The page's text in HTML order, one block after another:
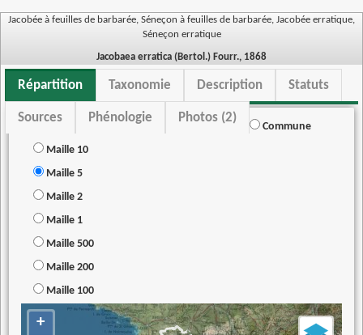
Jacobée à feuilles de barbarée, Séneçon à feuilles de barbarée, Jacobée erratique,
Séneçon erratique
Jacobaea erratica (Bertol.) Fourr., 1868
Répartition Taxonomie Description Statuts
Sources Phénologie Photos (2)
Commune
Maille 10
Maille 5
Maille 2
Maille 1
Maille 500
Maille 200
Maille 100
+